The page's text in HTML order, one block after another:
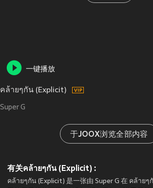
一键播放
คล้ายๆกัน (Explicit)
Super G
于JOOX浏览全部内容
有关คล้ายๆกัน (Explicit) :
คล้ายๆกัน (Explicit) 是一张由 Super G 在 คล้ายๆ